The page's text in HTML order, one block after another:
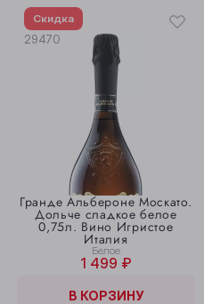
Скидка
29470
Гранде Альбероне Москато.
Дольче сладкое белое
0,75л. Вино Игристое
Италия
Белое
1 499 ₽
В КОРЗИНУ